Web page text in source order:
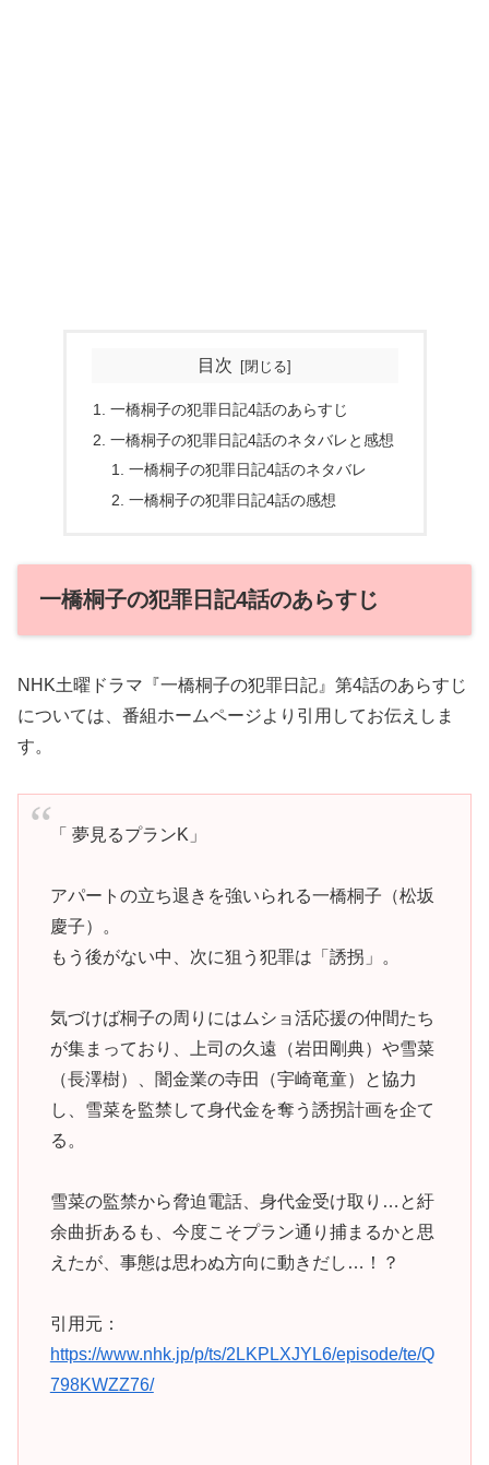
目次
一橋桐子の犯罪日記4話のあらすじ
一橋桐子の犯罪日記4話のネタバレと感想
一橋桐子の犯罪日記4話のネタバレ
一橋桐子の犯罪日記4話の感想
一橋桐子の犯罪日記4話のあらすじ
NHK土曜ドラマ『一橋桐子の犯罪日記』第4話のあらすじ
については、番組ホームページより引用してお伝えしま
す。
「 夢見るプランK」
アパートの立ち退きを強いられる一橋桐子（松坂
慶子）。
もう後がない中、次に狙う犯罪は「誘拐」。
気づけば桐子の周りにはムショ活応援の仲間たち
が集まっており、上司の久遠（岩田剛典）や雪菜
（長澤樹）、闇金業の寺田（宇崎竜童）と協力
し、雪菜を監禁して身代金を奪う誘拐計画を企て
る。
雪菜の監禁から脅迫電話、身代金受け取り…と紆
余曲折あるも、今度こそプラン通り捕まるかと思
えたが、事態は思わぬ方向に動きだし…！？
引用元：
https://www.nhk.jp/p/ts/2LKPLXJYL6/episode/te/Q
798KWZZ76/